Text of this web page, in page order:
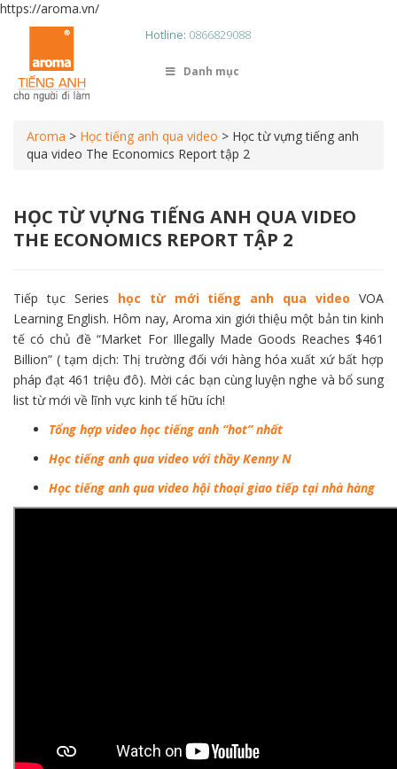
https://aroma.vn/
Hotline: 0866829088
Danh mục
Aroma > Học tiếng anh qua video > Học từ vựng tiếng anh
qua video The Economics Report tập 2
HỌC TỪ VỰNG TIẾNG ANH QUA VIDEO
THE ECONOMICS REPORT TẬP 2
Tiếp tục Series học từ mới tiếng anh qua video VOA
Learning English. Hôm nay, Aroma xin giới thiệu một bản tin kinh
tế có chủ đề “Market For Illegally Made Goods Reaches $461
Billion” ( tạm dịch: Thị trường đối với hàng hóa xuất xứ bất hợp
pháp đạt 461 triệu đô). Mời các bạn cùng luyện nghe và bổ sung
list từ mới về lĩnh vực kinh tế hữu ích!
Tổng hợp video học tiếng anh “hot” nhất
Học tiếng anh qua video với thầy Kenny N
Học tiếng anh qua video hội thoại giao tiếp tại nhà hàng